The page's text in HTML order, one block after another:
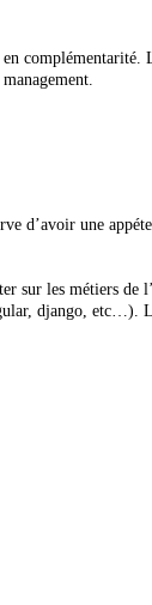
complémentarité.
d’avoir une
sur les métiers
django, etc…).